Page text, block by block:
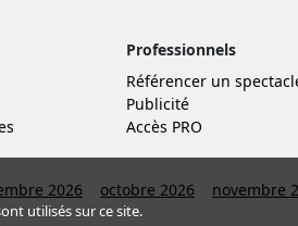
Professionnels
Référencer un
Publicité
Accès PRO
2026 octobre 2026 novembre
utilisés sur ce site.